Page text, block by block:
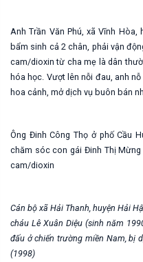
Anh Trần Văn Phú, xã Vĩnh
bẩm sinh cả 2 chân, phải vận
cam/dioxin từ cha mẹ là dân
hóa học. Vượt lên nỗi đau, anh
hoa cảnh, mở dịch vụ buôn bán
Ông Đinh Công Thọ ở phố Cầu
chăm sóc con gái Đinh Thị
cam/dioxin
Cán bộ xã Hải Thanh, huyện Hải
cháu Lê Xuân Diệu (sinh năm
đấu ở chiến trường miền Nam, bị
(1998)